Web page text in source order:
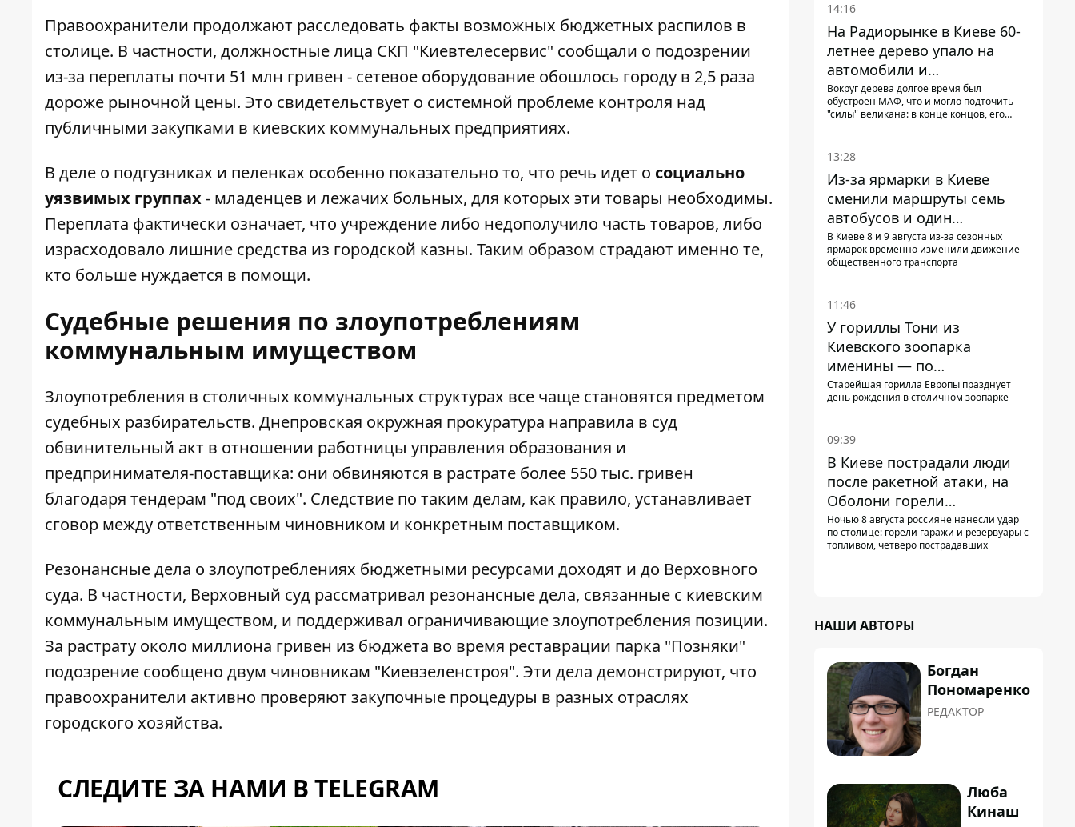
Правоохранители продолжают расследовать факты возможных бюджетных распилов в
столице. В частности, должностные лица СКП "Киевтелесервис" сообщали о подозрении
из-за переплаты почти 51 млн гривен - сетевое оборудование обошлось городу в 2,5 раза
дороже рыночной цены. Это свидетельствует о системной проблеме контроля над
публичными закупками в киевских коммунальных предприятиях.
В деле о подгузниках и пеленках особенно показательно то, что речь идет о социально
уязвимых группах- младенцев и лежачих больных, для которых эти товары необходимы.
Переплата фактически означает, что учреждение либо недополучило часть товаров, либо
израсходовало лишние средства из городской казны. Таким образом страдают именно те,
кто больше нуждается в помощи.
Судебные решения по злоупотреблениям
коммунальным имуществом
Злоупотребления в столичных коммунальных структурах все чаще становятся предметом
судебных разбирательств. Днепровская окружная прокуратура направила в суд
обвинительный акт в отношении работницы управления образования и
предпринимателя-поставщика: они обвиняются в растрате более 550 тыс. гривен
благодаря тендерам "под своих". Следствие по таким делам, как правило, устанавливает
сговор между ответственным чиновником и конкретным поставщиком.
Резонансные дела о злоупотреблениях бюджетными ресурсами доходят и до Верховного
суда. В частности, Верховный суд рассматривал резонансные дела, связанные с киевским
коммунальным имуществом, и поддерживал ограничивающие злоупотребления позиции.
За растрату около миллиона гривен из бюджета во время реставрации парка "Позняки"
подозрение сообщено двум чиновникам "Киевзеленстроя". Эти дела демонстрируют, что
правоохранители активно проверяют закупочные процедуры в разных отраслях
городского хозяйства.
СЛЕДИТЕ ЗА НАМИ В TELEGRAM
14:16
На Радиорынке в Киеве 60-
летнее дерево упало на
автомобили и
травмировало человека -
подробности
Вокруг дерева долгое время был
обустроен МАФ, что и могло подточить
"силы" великана: в конце концов, его
13:28
Из-за ярмарки в Киеве
сменили маршруты семь
автобусов и один
троллейбус
В Киеве 8 и 9 августа из-за сезонных
ярмарок временно изменили движение
общественного транспорта
11:46
У гориллы Тони из
Киевского зоопарка
именины — по
человеческим меркам ему
уже больше 90 лет
Старейшая горилла Европы празднует
день рождения в столичном зоопарке
09:39
В Киеве пострадали люди
после ракетной атаки, на
Оболони горели
резервуары с топливом
Ночью 8 августа россияне нанесли удар
по столице: горели гаражи и резервуары с
топливом, четверо пострадавших
НАШИ АВТОРЫ
Богдан
Пономаренко
РЕДАКТОР
Люба
Кинаш